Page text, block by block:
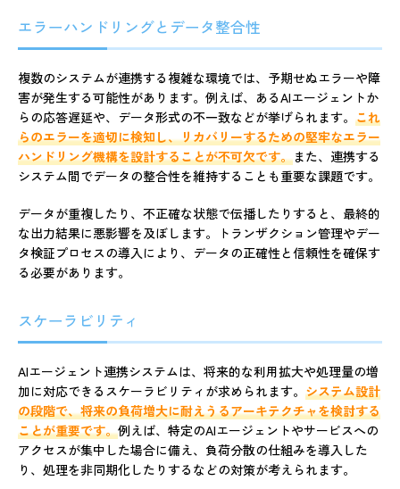
エラーハンドリングとデータ整合性
複数のシステムが連携する複雑な環境では、予期せぬエラーや障
害が発生する可能性があります。例えば、あるAIエージェントか
らの応答遅延や、データ形式の不一致などが挙げられます。 これ
らのエラーを適切に検知し、リカバリーするための堅牢なエラー
ハンドリング機構を設計することが不可欠です。また、連携する
システム間でデータの整合性を維持することも重要な課題です。
データが重複したり、不正確な状態で伝播したりすると、最終的
な出力結果に悪影響を及ぼします。トランザクション管理やデー
タ検証プロセスの導入により、データの正確性と信頼性を確保す
る必要があります。
スケーラビリティ
AIエージェント連携システムは、将来的な利用拡大や処理量の増
加に対応できるスケーラビリティが求められます。 システム設計
の段階で、将来の負荷増大に耐えうるアーキテクチャを検討する
ことが重要です。例えば、特定のAIエージェントやサービスへの
アクセスが集中した場合に備え、負荷分散の仕組みを導入した
り、処理を非同期化したりするなどの対策が考えられます。